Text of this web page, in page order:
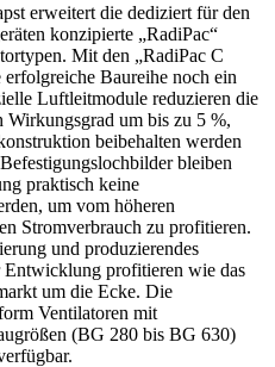
erweitert die dediziert für den
konzipierte „RadiPac“
Mit den „RadiPac C
Baureihe noch ein
Luftleitmodule reduzieren die
Wirkungsgrad um bis zu 5 %,
beibehalten werden
bleiben
praktisch keine
um vom höheren
Stromverbrauch zu profitieren.
und produzierendes
Entwicklung profitieren wie das
um die Ecke. Die
Ventilatoren mit
(BG 280 bis BG 630)